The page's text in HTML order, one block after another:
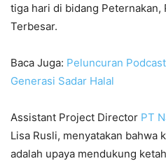
tiga hari di bidang Peternakan,
Terbesar.
Baca Juga: Peluncuran
Generasi Sadar Halal
Assistant Project Director PT
Lisa Rusli, menyatakan bahwa
adalah upaya mendukung